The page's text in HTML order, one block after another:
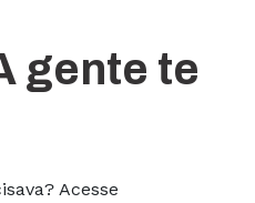
gente te
Acesse